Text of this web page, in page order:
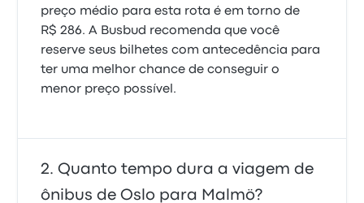
preço médio para esta rota é em torno de
R$ 286. A Busbud recomenda que você
reserve seus bilhetes com antecedência para
ter uma melhor chance de conseguir o
menor preço possível.
Quanto tempo dura a viagem de
ônibus de Oslo para Malmö?